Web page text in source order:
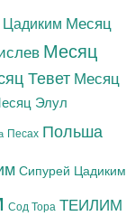
Цадиким Месяц
Месяц
Тевет Месяц
Элул
Песах Польша
Сипурей Цадиким
Сод Тора ТЕИЛИМ